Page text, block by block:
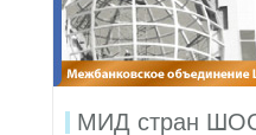
МИД стран